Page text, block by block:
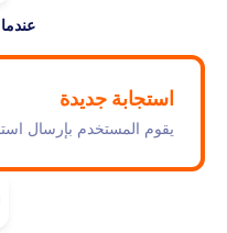
استجابة جديدة
يقوم المستخدم بإرسال